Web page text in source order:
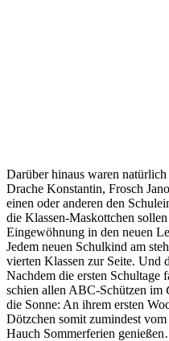
Darüber hinaus waren
Drache Konstantin, Frosch
einen oder anderen den
die Klassen-Maskottchen
Eingewöhnung in den neuen
Jedem neuen Schulkind am
vierten Klassen zur Seite. Und
Nachdem die ersten Schultage
schien allen ABC-Schützen im
die Sonne: An ihrem ersten
Dötzchen somit zumindest
Hauch Sommerferien